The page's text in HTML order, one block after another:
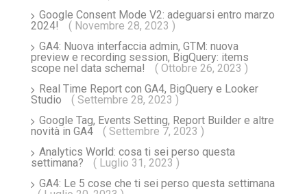
Google Consent Mode V2: adeguarsi entro marzo
2024!
( Novembre 28, 2023 )
GA4: Nuova interfaccia admin, GTM: nuova
preview e recording session, BigQuery: items
scope nel data schema!
( Ottobre 26, 2023 )
Real Time Report con GA4, BigQuery e Looker
Studio
( Settembre 28, 2023 )
Google Tag, Events Setting, Report Builder e altre
novità in GA4
( Settembre 7, 2023 )
Analytics World: cosa ti sei perso questa
settimana?
( Luglio 31, 2023 )
GA4: Le 5 cose che ti sei perso questa settimana